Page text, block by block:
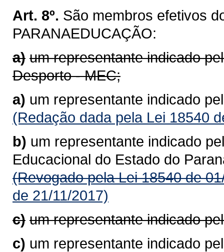
Art. 8º. São membros efetivos
PARANAEDUCAÇÃO:
a) um representante indicado
Desporto - MEC;
a) um representante indicado
(Redação dada pela Lei 18540
b) um representante indicado
Educacional do Estado do
(Revogado pela Lei 18540 de
de 21/11/2017)
c) um representante indicado
c) um representante indicado